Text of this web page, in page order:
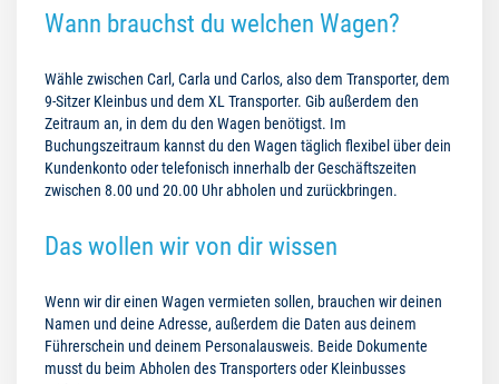
Wann brauchst du welchen Wagen?
Wähle zwischen Carl, Carla und Carlos, also dem Transporter, dem
9-Sitzer Kleinbus und dem XL Transporter. Gib außerdem den
Zeitraum an, in dem du den Wagen benötigst. Im
Buchungszeitraum kannst du den Wagen täglich flexibel über dein
Kundenkonto oder telefonisch innerhalb der Geschäftszeiten
zwischen 8.00 und 20.00 Uhr abholen und zurückbringen.
Das wollen wir von dir wissen
Wenn wir dir einen Wagen vermieten sollen, brauchen wir deinen
Namen und deine Adresse, außerdem die Daten aus deinem
Führerschein und deinem Personalausweis. Beide Dokumente
musst du beim Abholen des Transporters oder Kleinbusses